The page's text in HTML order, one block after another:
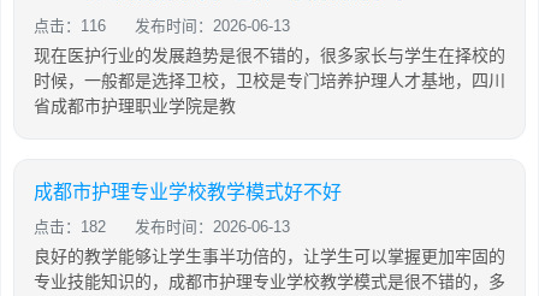
点击：116 发布时间：2026-06-13
现在医护行业的发展趋势是很不错的，很多家长与学生在择校的
时候，一般都是选择卫校，卫校是专门培养护理人才基地，四川
省成都市护理职业学院是教
成都市护理专业学校教学模式好不好
点击：182 发布时间：2026-06-13
良好的教学能够让学生事半功倍的，让学生可以掌握更加牢固的
专业技能知识的，成都市护理专业学校教学模式是很不错的，多